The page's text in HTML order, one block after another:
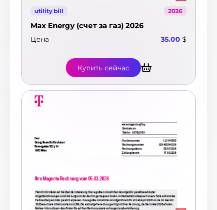
utility bill 2026
Max Energy (счет за газ) 2026
Цена 35.00 $
Купить сейчас